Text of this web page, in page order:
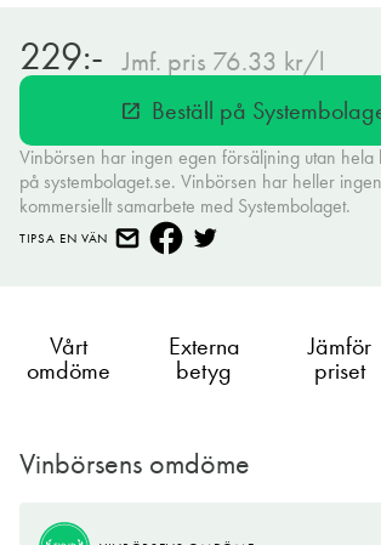
229:- Jmf. pris 76.33 kr/l
open_in_new Beställ på
Vinbörsen har ingen egen försäljning utan hela
på systembolaget.se. Vinbörsen har heller
kommersiellt samarbete med Systembolaget.
TIPSA EN VÄN
Vårt
omdöme
Externa
betyg
Jämför
priset
Vinbörsens omdöme